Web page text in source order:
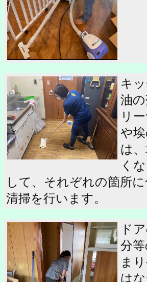
キ
油
リ
や
は
く
して、それぞれの箇所
清掃を行います。
ド
分
ま
は